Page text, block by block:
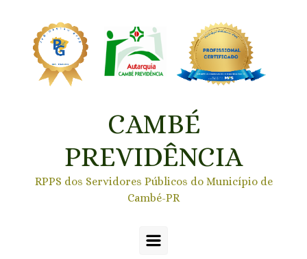
CAMBÉ
PREVIDÊNCIA
RPPS dos Servidores Públicos do Município de
Cambé-PR